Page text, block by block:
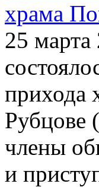
храма
25
прихода
Рубцове
члены
и